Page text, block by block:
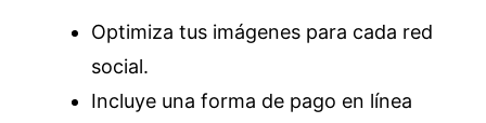
Optimiza tus imágenes para cada red
social.
Incluye una forma de pago en línea